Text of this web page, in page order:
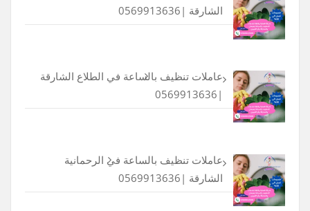
الشارقة |0569913636
عاملات تنظيف بالساعة في الطلاع الشارقة
|0569913636
عاملات تنظيف بالساعة في الرحمانية
الشارقة |0569913636